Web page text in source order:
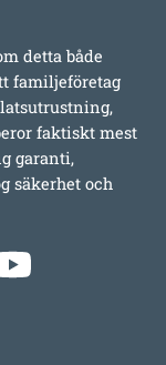
detta både
familjeföretag
faktiskt mest
garanti,
säkerhet och